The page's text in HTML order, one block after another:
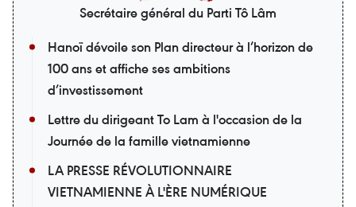
Secrétaire général du Parti Tô Lâm
Hanoï dévoile son Plan directeur à l’horizon de
100 ans et affiche ses ambitions
d’investissement
Lettre du dirigeant To Lam à l'occasion de la
Journée de la famille vietnamienne
LA PRESSE RÉVOLUTIONNAIRE
VIETNAMIENNE À L'ÈRE NUMÉRIQUE